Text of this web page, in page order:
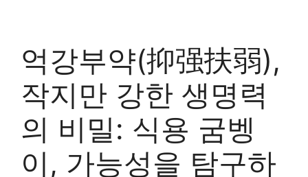
억강부약(抑强扶弱),
작지만 강한 생명력
의 비밀: 식용 굼벵
이, 가능성을 탐구하